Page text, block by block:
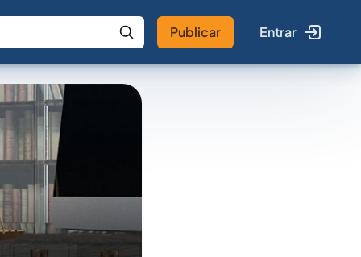
IA Buscar no Jus
Publicar Entrar